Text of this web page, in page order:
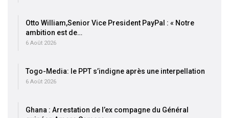
Otto William,Senior Vice President PayPal : « Notre
ambition est de…
6 Août 2026
Togo-Media: le PPT s’indigne après une interpellation
6 Août 2026
Ghana : Arrestation de l’ex compagne du Général